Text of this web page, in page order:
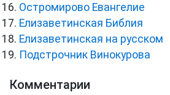
Остромирово Евангелие
Елизаветинская Библия
Елизаветинская на русском
Подстрочник Винокурова
Комментарии